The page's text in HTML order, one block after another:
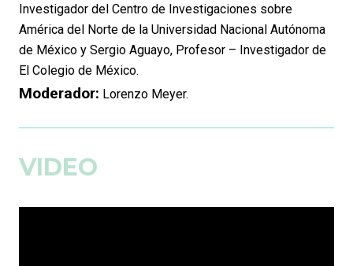
Investigador del Centro de Investigaciones sobre
América del Norte de la Universidad Nacional Autónoma
de México y Sergio Aguayo, Profesor – Investigador de
El Colegio de México.
Moderador: Lorenzo Meyer.
VIDEO